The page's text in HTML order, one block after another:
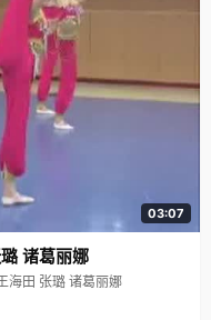
03:07
诸葛丽娜
海田 张璐 诸葛丽娜